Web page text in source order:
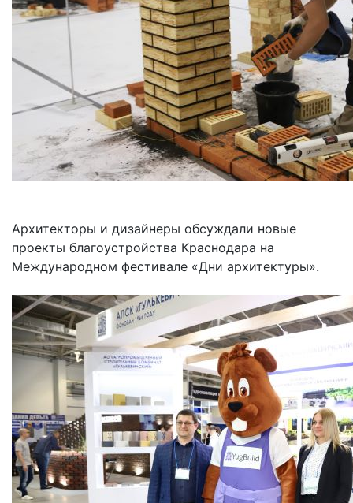
Архитекторы и дизайнеры обсуждали новые
проекты благоустройства Краснодара на
Международном фестивале «Дни архитектуры».